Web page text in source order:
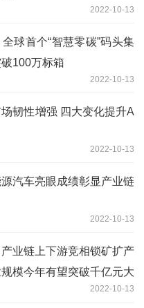
2022-10-13
球首个“智慧零碳”码头集
100万标箱
2022-10-13
韧性增强 四大变化提升A
2022-10-13
汽车亮眼成绩彰显产业链
2022-10-13
业链上下游竞相锁矿扩产
模今年有望突破千亿元大
2022-10-13